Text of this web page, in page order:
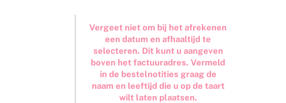
Vergeet niet om bij het afrekenen
een datum en afhaaltijd te
selecteren. Dit kunt u aangeven
boven het factuuradres. Vermeld
in de bestelnotities graag de
naam en leeftijd die u op de taart
wilt laten plaatsen.